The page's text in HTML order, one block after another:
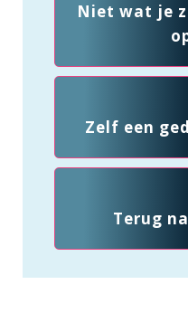
Niet wat je
Zelf een
Terug